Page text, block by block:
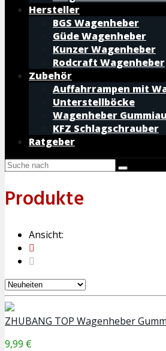
Hersteller
BGS Wagenheber
Güde Wagenheber
Kunzer Wagenheber
Rodcraft Wagenheber
Zubehör
Auffahrrampen mit
Unterstellböcke
Wagenheber
KFZ Schlagschrauber
Ratgeber
Produkte
Ansicht:
ZHUBANG TOP Wagenheber
9,99 €